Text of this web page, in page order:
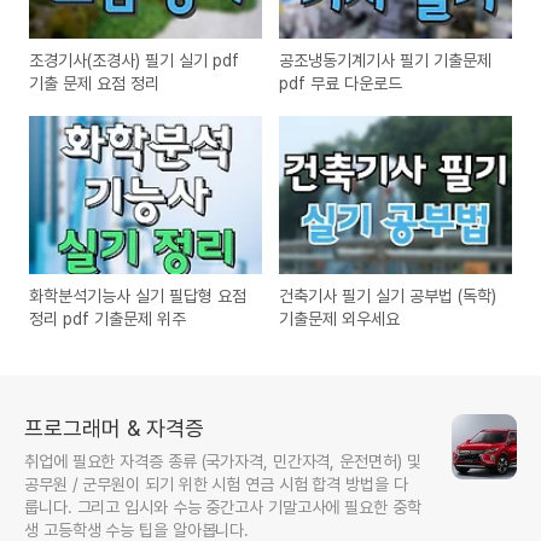
조경기사(조경사) 필기 실기 pdf
기출 문제 요점 정리
공조냉동기계기사 필기 기출문제
pdf 무료 다운로드
화학분석기능사 실기 필답형 요점
정리 pdf 기출문제 위주
건축기사 필기 실기 공부법 (독학)
기출문제 외우세요
프로그래머 & 자격증
취업에 필요한 자격증 종류 (국가자격, 민간자격, 운전면허) 및
공무원 / 군무원이 되기 위한 시험 연금 시험 합격 방법을 다
룹니다. 그리고 입시와 수능 중간고사 기말고사에 필요한 중학
생 고등학생 수능 팁을 알아봅니다.